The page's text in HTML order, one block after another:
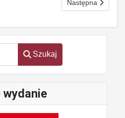
Szukaj
wydanie
na bakier Nr 8-9 (202) sierpień-
Następna strona:
Następna